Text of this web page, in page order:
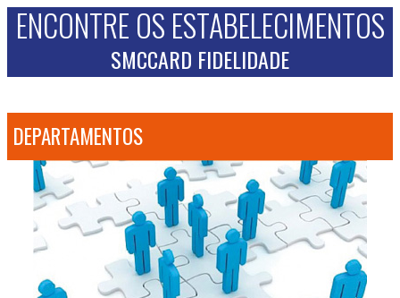
ENCONTRE OS ESTABELECIMENTOS
SMCCARD FIDELIDADE
DEPARTAMENTOS